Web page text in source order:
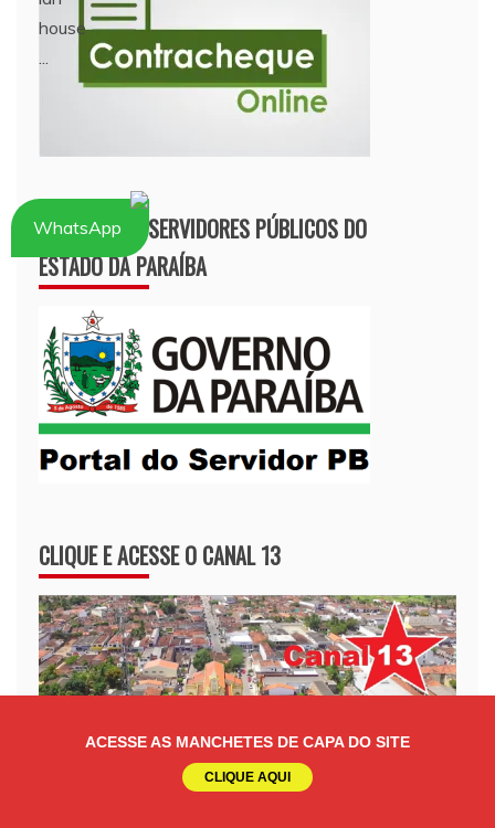
ACESSE AS MANCHETES DE CAPA DO SITE
CLIQUE AQUI
PORTAL DOS SERVIDORES PÚBLICOS DO
ESTADO DA PARAÍBA
CLIQUE E ACESSE O CANAL 13
WhatsApp